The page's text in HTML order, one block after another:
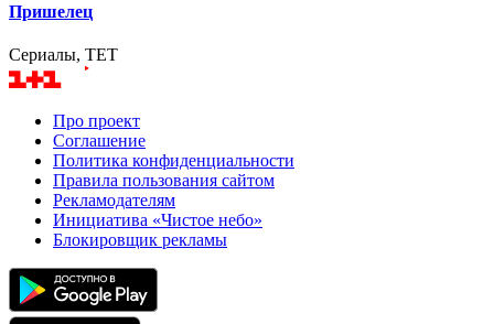
Пришелец
Сериалы, TET
Про проект
Соглашение
Политика конфиденциальности
Правила пользования сайтом
Рекламодателям
Инициатива «Чистое небо»
Блокировщик рекламы